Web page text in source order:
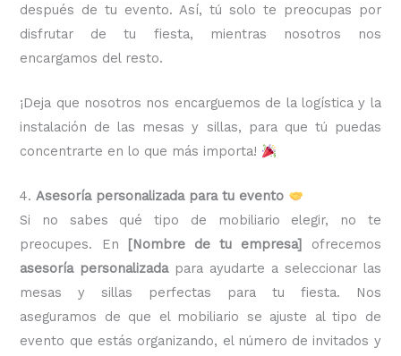
después de tu evento. Así, tú solo te preocupas por
disfrutar de tu fiesta, mientras nosotros nos
encargamos del resto.
¡Deja que nosotros nos encarguemos de la logística y la
instalación de las mesas y sillas, para que tú puedas
concentrarte en lo que más importa!
4.Asesoría personalizada para tu evento
Si no sabes qué tipo de mobiliario elegir, no te
preocupes. En
[Nombre de tu empresa]
ofrecemos
asesoría personalizadapara ayudarte a seleccionar las
mesas y sillas perfectas para tu fiesta. Nos
aseguramos de que el mobiliario se ajuste al tipo de
evento que estás organizando, el número de invitados y